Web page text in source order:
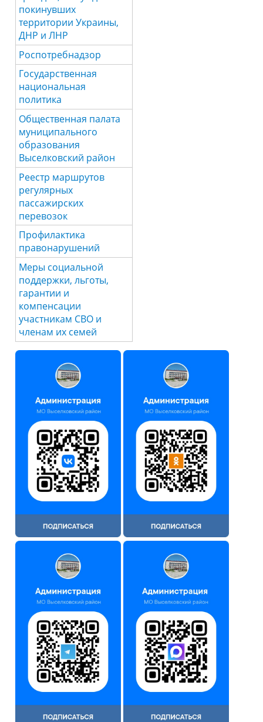
покинувших
территории Украины,
ДНР и ЛНР
Роспотребнадзор
Государственная
национальная
политика
Общественная палата
муниципального
образования
Выселковский район
Реестр маршрутов
регулярных
пассажирских
перевозок
Профилактика
правонарушений
Меры социальной
поддержки, льготы,
гарантии и
компенсации
участникам СВО и
членам их семей